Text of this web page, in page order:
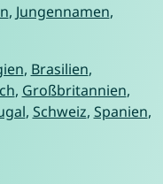
, Jungennamen,
, Brasilien,
, Großbritannien,
, Schweiz, Spanien,